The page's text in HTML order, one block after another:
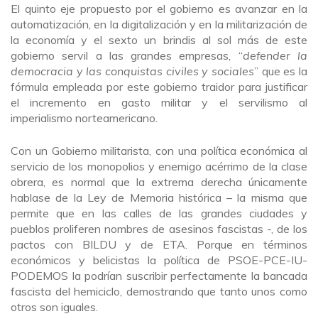
El quinto eje propuesto por el gobierno es avanzar en la
automatización, en la digitalización y en la militarización de
la economía y el sexto un brindis al sol más de este
gobierno servil a las grandes empresas, “defender la
democracia y las conquistas civiles y sociales” que es la
fórmula empleada por este gobierno traidor para justificar
el incremento en gasto militar y el servilismo al
imperialismo norteamericano.
Con un Gobierno militarista, con una política económica al
servicio de los monopolios y enemigo acérrimo de la clase
obrera, es normal que la extrema derecha únicamente
hablase de la Ley de Memoria histórica – la misma que
permite que en las calles de las grandes ciudades y
pueblos proliferen nombres de asesinos fascistas -, de los
pactos con BILDU y de ETA. Porque en términos
económicos y belicistas la política de PSOE-PCE-IU-
PODEMOS la podrían suscribir perfectamente la bancada
fascista del hemiciclo, demostrando que tanto unos como
otros son iguales.